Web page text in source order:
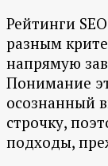
Рейтинги
разным
напрямую
Понимание
осознанный
строчку,
подходы,